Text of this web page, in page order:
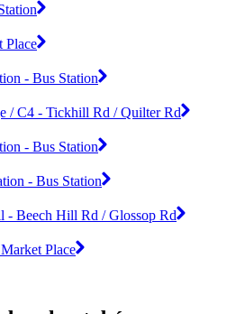
Place
- Bus Station
/ C4 - Tickhill Rd / Quilter Rd
- Bus Station
- Bus Station
- Beech Hill Rd / Glossop Rd
Place